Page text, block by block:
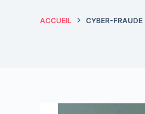
ACCUEIL CYBER-FRAUDE